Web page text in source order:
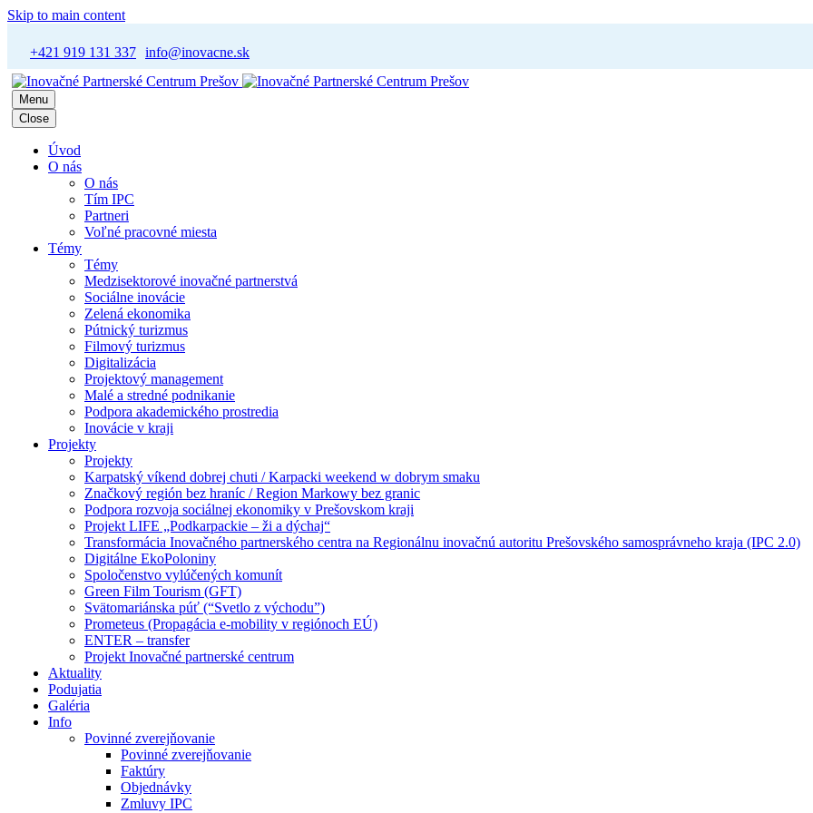
Skip to main content
+421 919 131 337 info@inovacne.sk
Menu
Close
Úvod
O nás
O nás
Tím IPC
Partneri
Voľné pracovné miesta
Témy
Témy
Medzisektorové inovačné partnerstvá
Sociálne inovácie
Zelená ekonomika
Pútnický turizmus
Filmový turizmus
Digitalizácia
Projektový management
Malé a stredné podnikanie
Podpora akademického prostredia
Inovácie v kraji
Projekty
Projekty
Karpatský víkend dobrej chuti / Karpacki weekend w dobrym smaku
Značkový región bez hraníc / Region Markowy bez granic
Podpora rozvoja sociálnej ekonomiky v Prešovskom kraji
Projekt LIFE „Podkarpackie – ži a dýchaj“
Transformácia Inovačného partnerského centra na Regionálnu inovačnú autoritu Prešovského samosprávneho kraja (IPC 2.0)
Digitálne EkoPoloniny
Spoločenstvo vylúčených komunít
Green Film Tourism (GFT)
Svätomariánska púť (“Svetlo z východu”)
Prometeus (Propagácia e-mobility v regiónoch EÚ)
ENTER – transfer
Projekt Inovačné partnerské centrum
Aktuality
Podujatia
Galéria
Info
Povinné zverejňovanie
Povinné zverejňovanie
Faktúry
Objednávky
Zmluvy IPC